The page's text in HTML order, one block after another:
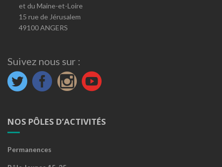
et du Maine-et-Loire
15 rue de Jérusalem
49100 ANGERS
Suivez nous sur :
NOS PÔLES D’ACTIVITÉS
Permanences